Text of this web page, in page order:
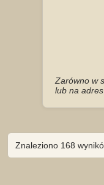
Zarówno w
lub na
Znaleziono 168